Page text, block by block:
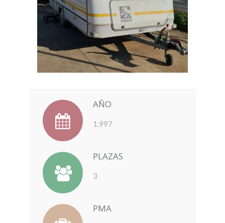
AÑO
1.997
PLAZAS
3
PMA